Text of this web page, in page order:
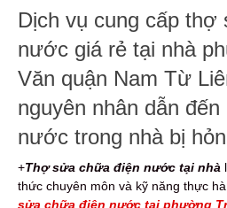
Dịch vụ cung cấp thợ
nước giá rẻ tại nhà
Văn quận Nam Từ
nguyên nhân dẫn
nước trong nhà bị
+Thợ sửa chữa điện nước tại nhà
thức chuyên môn và kỹ năng thực
sửa chữa điện nước tại phường